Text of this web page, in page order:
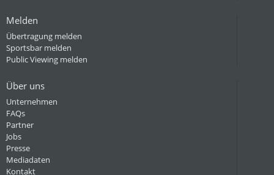
Melden
Übertragung melden
Sportsbar melden
Public Viewing melden
Über uns
Unternehmen
FAQs
Partner
Jobs
Presse
Mediadaten
Kontakt